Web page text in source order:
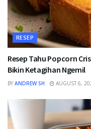
RESEP
Resep Tahu Popcorn
Bikin Ketagihan Ngemil
BY ANDREW SH AUGUST 6,